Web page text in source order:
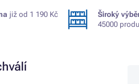
již od 1 190 Kč Široký
45000